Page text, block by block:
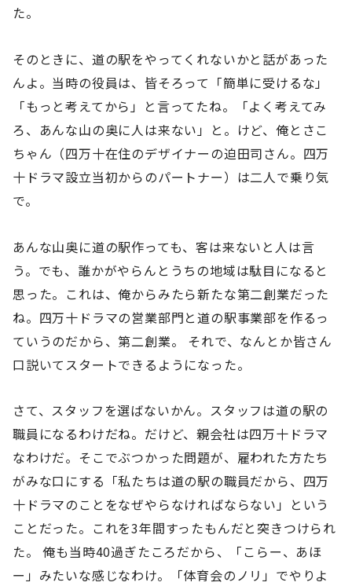
た。
そのときに、道の駅をやってくれないかと話があった
んよ。当時の役員は、皆そろって「簡単に受けるな」
「もっと考えてから」と言ってたね。「よく考えてみ
ろ、あんな山の奥に人は来ない」と。けど、俺とさこ
ちゃん（四万十在住のデザイナーの迫田司さん。四万
十ドラマ設立当初からのパートナー）は二人で乗り気
で。
あんな山奥に道の駅作っても、客は来ないと人は言
う。でも、誰かがやらんとうちの地域は駄目になると
思った。これは、俺からみたら新たな第二創業だった
ね。四万十ドラマの営業部門と道の駅事業部を作るっ
ていうのだから、第二創業。 それで、なんとか皆さん
口説いてスタートできるようになった。
さて、スタッフを選ばないかん。スタッフは道の駅の
職員になるわけだね。だけど、親会社は四万十ドラマ
なわけだ。そこでぶつかった問題が、雇われた方たち
がみな口にする「私たちは道の駅の職員だから、四万
十ドラマのことをなぜやらなければならない」という
ことだった。これを3年間すったもんだと突きつけられ
た。 俺も当時40過ぎたころだから、「こらー、あほ
ー」みたいな感じなわけ。「体育会のノリ」でやりよ